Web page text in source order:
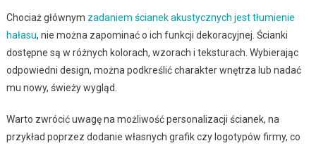
Chociaż głównym zadaniem ścianek akustycznych jest tłumienie
hałasu, nie można zapominać o ich funkcji dekoracyjnej. Ścianki
dostępne są w różnych kolorach, wzorach i teksturach. Wybierając
odpowiedni design, można podkreślić charakter wnętrza lub nadać
mu nowy, świeży wygląd.
Warto zwrócić uwagę na możliwość personalizacji ścianek, na
przykład poprzez dodanie własnych grafik czy logotypów firmy, co